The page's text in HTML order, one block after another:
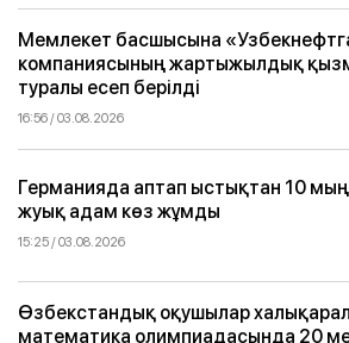
Мемлекет басшысына
компаниясының жартыжылдық
туралы есеп берілді
16:56 / 03.08.2026
Германияда аптап ыстықтан 10
жуық адам көз жұмды
15:25 / 03.08.2026
Өзбекстандық оқушылар
математика олимпиадасында 20